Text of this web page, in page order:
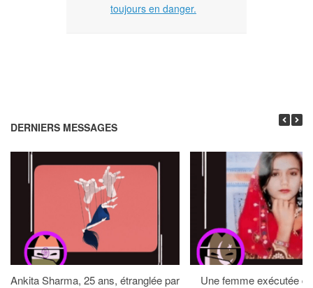
toujours en danger.
DERNIERS MESSAGES
Ankita Sharma, 25 ans, étranglée par
Une femme exécutée